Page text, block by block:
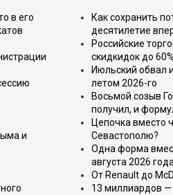
в его
и
Как сохранить
десятилетие
Российские
скидкидок до 60%
Июльский обвал
летом 2026-го
Восьмой созыв
получил, и
Цепочка вместо
Севастополю?
Одна форма
августа 2026 года
От Renault до
13 миллиардов —